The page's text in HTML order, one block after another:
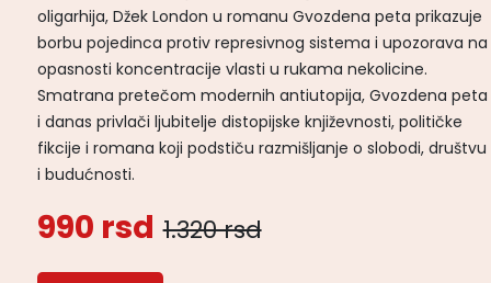
oligarhija, Džek London u romanu Gvozdena peta prikazuje
borbu pojedinca protiv represivnog sistema i upozorava na
opasnosti koncentracije vlasti u rukama nekolicine.
Smatrana pretečom modernih antiutopija, Gvozdena peta
i danas privlači ljubitelje distopijske književnosti, političke
fikcije i romana koji podstiču razmišljanje o slobodi, društvu
i budućnosti.
990 rsd 1.320 rsd